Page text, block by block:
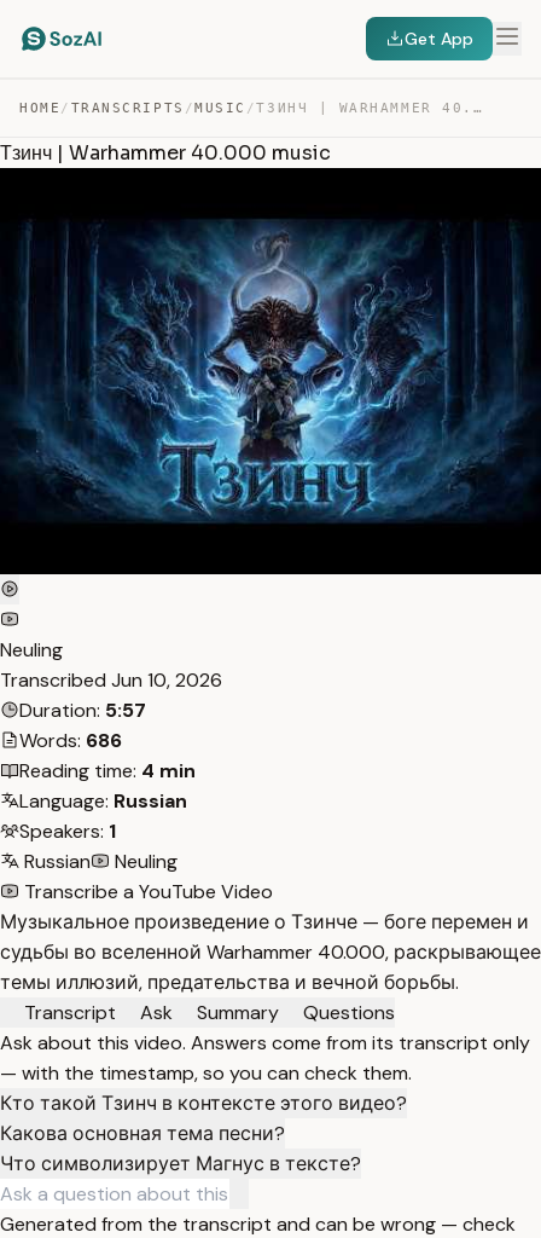
Get App
HOME / TRANSCRIPTS /MUSIC / ТЗИНЧ | WARHAMMER 40.000 MUSIC — TRANSCRIPT
Тзинч | Warhammer 40.000 music
Neuling
Transcribed Jun 10, 2026
Duration: 5:57
Words: 686
Reading time: 4 min
Language: Russian
Speakers: 1
Russian
Neuling
Transcribe a YouTube Video
Музыкальное произведение о Тзинче — боге перемен и
судьбы во вселенной Warhammer 40.000, раскрывающее
темы иллюзий, предательства и вечной борьбы.
Transcript
Ask Summary
Questions
Ask about this video. Answers come from its transcript only
— with the timestamp, so you can check them.
Кто такой Тзинч в контексте этого видео?
Какова основная тема песни?
Что символизирует Магнус в тексте?
Generated from the transcript and can be wrong — check